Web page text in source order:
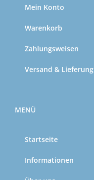
Mein Konto
Warenkorb
Zahlungsweisen
Versand & Lieferung
MENÜ
Startseite
Informationen